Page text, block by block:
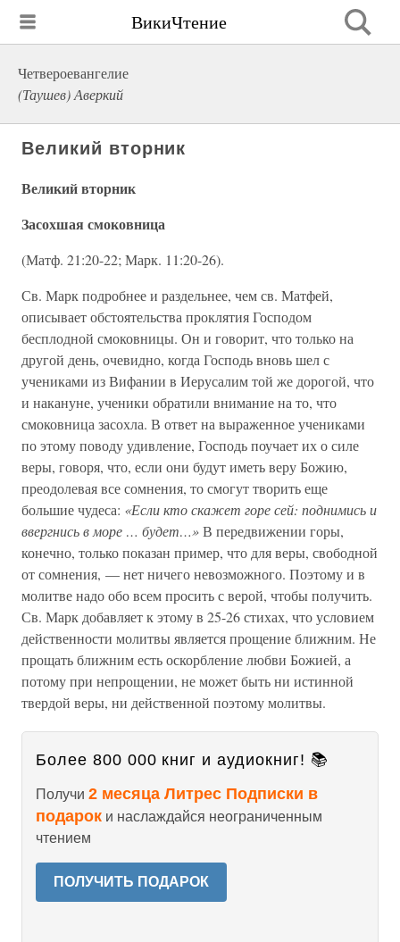
ВикиЧтение
Четвероевангелие
(Таушев) Аверкий
Великий вторник
Великий вторник
Засохшая смоковница
(Матф. 21:20-22; Марк. 11:20-26).
Св. Марк подробнее и раздельнее, чем св. Матфей,
описывает обстоятельства проклятия Господом
бесплодной смоковницы. Он и говорит, что только на
другой день, очевидно, когда Господь вновь шел с
учениками из Вифании в Иерусалим той же дорогой, что
и накануне, ученики обратили внимание на то, что
смоковница засохла. В ответ на выраженное учениками
по этому поводу удивление, Господь поучает их о силе
веры, говоря, что, если они будут иметь веру Божию,
преодолевая все сомнения, то смогут творить еще
большие чудеса: «Если кто скажет горе сей: поднимись и
ввергнись в море … будет…»В передвижении горы,
конечно, только показан пример, что для веры, свободной
от сомнения, — нет ничего невозможного. Поэтому и в
молитве надо обо всем просить с верой, чтобы получить.
Св. Марк добавляет к этому в 25-26 стихах, что условием
действенности молитвы является прощение ближним. Не
прощать ближним есть оскорбление любви Божией, а
потому при непрощении, не может быть ни истинной
твердой веры, ни действенной поэтому молитвы.
Более 800 000 книг и аудиокниг! 📚
Получи 2 месяца Литрес Подписки в
подарок и наслаждайся неограниченным
чтением
ПОЛУЧИТЬ ПОДАРОК